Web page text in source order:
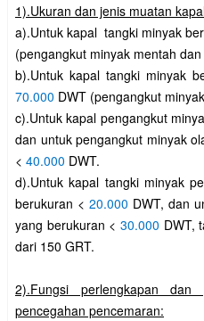
1).Ukuran dan jenis muatan
a).Untuk kapal tangki minyak
(pengangkut minyak mentah
b).Untuk kapal tangki minyak
70.000 DWT (pengangkut
c).Untuk kapal pengangkut
dan untuk pengangkut minyak
< 40.000 DWT.
d).Untuk kapal tangki minyak
berukuran < 20.000 DWT, dan
yang berukuran < 30.000 DWT,
dari 150 GRT.
2).Fungsi perlengkapan dan
pencegahan pencemaran: